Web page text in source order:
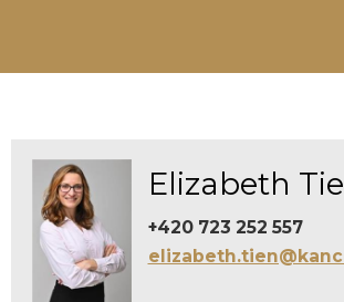
Elizabeth
+420 723 252 557